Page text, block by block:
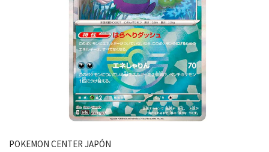
POKEMON CENTER JAPÓN